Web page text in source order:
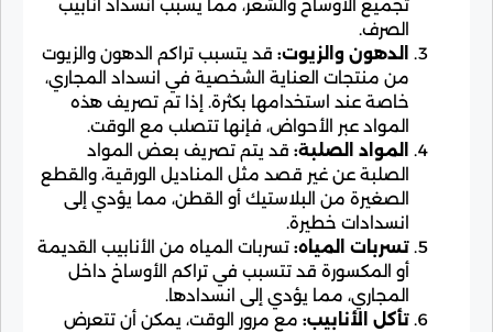
تجميع الأوساخ والشعر، مما يسبب انسداد أنابيب
الصرف.
الدهون والزيوت: قد يتسبب تراكم الدهون والزيوت
من منتجات العناية الشخصية في انسداد المجاري،
خاصة عند استخدامها بكثرة. إذا تم تصريف هذه
المواد عبر الأحواض، فإنها تتصلب مع الوقت.
المواد الصلبة: قد يتم تصريف بعض المواد
الصلبة عن غير قصد مثل المناديل الورقية، والقطع
الصغيرة من البلاستيك أو القطن، مما يؤدي إلى
انسدادات خطيرة.
تسربات المياه: تسربات المياه من الأنابيب القديمة
أو المكسورة قد تتسبب في تراكم الأوساخ داخل
المجاري، مما يؤدي إلى انسدادها.
تأكل الأنابيب: مع مرور الوقت، يمكن أن تتعرض